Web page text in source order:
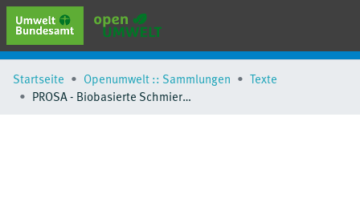
erweiterte Suche
Browse
Startseite Openumwelt :: Sammlungen
Texte
PROSA - Biobasierte Schmierstoffe und Hydraulikflüssigkeiten